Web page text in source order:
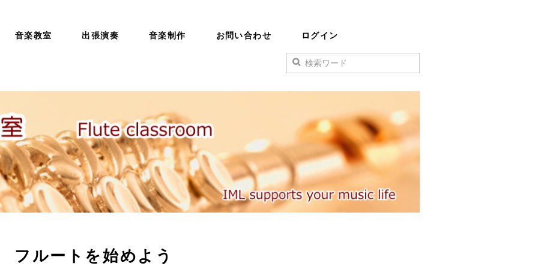
音楽教室 出張演奏 音楽制作 お問い合わせ ログイン
フルートを始めよう